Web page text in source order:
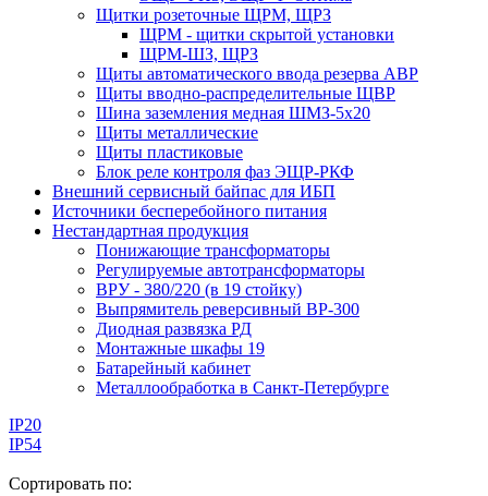
Щитки розеточные ЩРМ, ЩРЗ
ЩРМ - щитки скрытой установки
ЩРМ-ШЗ, ЩРЗ
Щиты автоматического ввода резерва АВР
Щиты вводно-распределительные ЩВР
Шина заземления медная ШМЗ-5х20
Щиты металлические
Щиты пластиковые
Блок реле контроля фаз ЭЩР-РКФ
Внешний сервисный байпас для ИБП
Источники бесперебойного питания
Нестандартная продукция
Понижающие трансформаторы
Регулируемые автотрансформаторы
ВРУ - 380/220 (в 19 стойку)
Выпрямитель реверсивный ВР-300
Диодная развязка РД
Монтажные шкафы 19
Батарейный кабинет
Металлообработка в Санкт-Петербурге
IP20
IP54
Сортировать по: